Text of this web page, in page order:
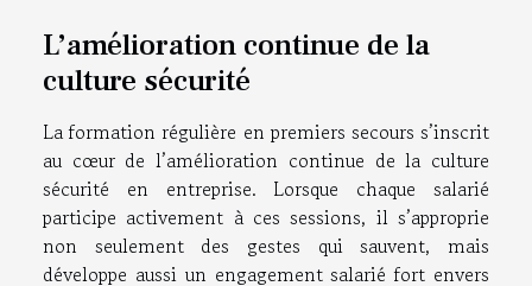
L’amélioration continue de la
culture sécurité
La formation régulière en premiers secours s’inscrit
au cœur de l’amélioration continue de la culture
sécurité en entreprise. Lorsque chaque salarié
participe activement à ces sessions, il s’approprie
non seulement des gestes qui sauvent, mais
développe aussi un engagement salarié fort envers